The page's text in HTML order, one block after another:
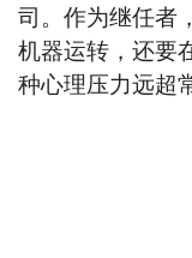
司。作为继任者
机器运转，还要
种心理压力远超